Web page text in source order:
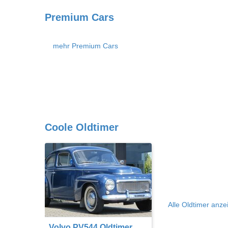
Premium Cars
mehr Premium Cars
Coole Oldtimer
Alle Oldtimer